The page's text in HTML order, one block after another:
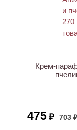
Крем-
475 ₽ 703 ₽